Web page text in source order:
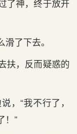
了神，终于放开
了下去。
扶，反而疑惑的
，“我不行了，
！”